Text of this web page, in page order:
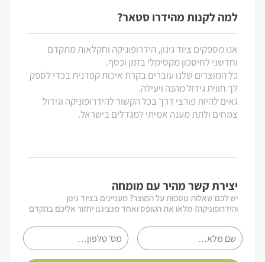
למה לקנות מהידרו סטאר?
אנו מספקים ציוד גינון, הידרופוניקה וחקלאות מתקדם
וחדשני לחיסכון מקסימלי בזמן וכסף.
כל המוצרים שלנו עוברים בקרת איכות קפדנית בכדי לספק
לך חווית גידול מהנה ויעילה.
גאים להיות פורצי דרך בכל הקשור להידרופוניקה וגידול
צמחים ולתת מענה אמיתי למגדלים בישראל.
יצירת קשר מהיר עם מומחה
יש לכם שאלות נוספות על המוצר? מעניינים בציוד גינון
והידרופוניקה? מלאו את הטופס ואחד מנציגנו יחזור אליכם בהקדם